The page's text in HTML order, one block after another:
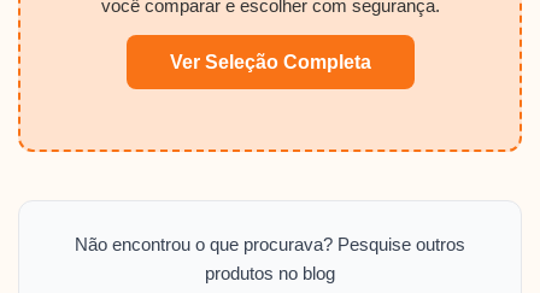
você comparar e escolher com segurança.
Ver Seleção Completa
Não encontrou o que procurava? Pesquise outros
produtos no blog